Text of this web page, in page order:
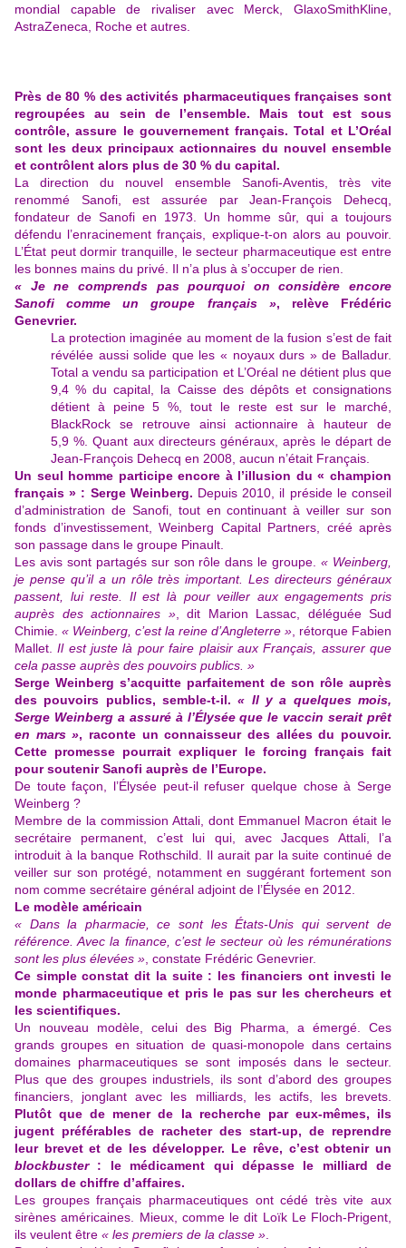
mondial capable de rivaliser avec Merck, GlaxoSmithKline,
AstraZeneca, Roche et autres.
Près de 80 % des activités pharmaceutiques françaises sont
regroupées au sein de l’ensemble. Mais tout est sous
contrôle, assure le gouvernement français. Total et L’Oréal
sont les deux principaux actionnaires du nouvel ensemble
et contrôlent alors plus de 30 % du capital.
La direction du nouvel ensemble Sanofi-Aventis, très vite
renommé Sanofi, est assurée par
Jean-François Dehecq,
fondateur de Sanofi en 1973. Un homme sûr, qui a toujours
défendu l’enracinement français, explique-t-on alors au pouvoir.
L’État peut dormir tranquille, le secteur pharmaceutique est entre
les bonnes mains du privé. Il n’a plus à s’occuper de rien.
« Je ne comprends pas pourquoi on considère encore
Sanofi comme un groupe français », relève Frédéric
Genevrier.
La protection imaginée au moment de la fusion s’est de fait
révélée aussi solide que les « noyaux durs » de Balladur.
Total a vendu sa participation et L’Oréal ne détient plus que
9,4 % du capital, la Caisse des dépôts et consignations
détient à peine 5 %, tout le reste est sur le marché,
BlackRock se retrouve ainsi actionnaire à hauteur de
5,9 %. Quant aux directeurs généraux, après le départ de
Jean-François Dehecq en 2008, aucun n’était Français.
Un seul homme participe encore à l’illusion du « champion
français » : Serge Weinberg. Depuis 2010, il préside le conseil
d’administration de Sanofi, tout en continuant à veiller sur son
fonds d’investissement, Weinberg Capital Partners, créé après
son passage dans le groupe Pinault.
Les avis sont partagés sur son rôle dans le groupe.« Weinberg,
je pense qu’il a un rôle très important. Les directeurs généraux
passent, lui reste. Il est là pour veiller aux engagements pris
auprès des actionnaires », dit Marion Lassac, déléguée Sud
Chimie. « Weinberg, c’est la reine d’Angleterre » , rétorque Fabien
Mallet.Il est juste là pour faire plaisir aux Français, assurer que
cela passe auprès des pouvoirs publics. »
Serge Weinberg s’acquitte parfaitement de son rôle auprès
des pouvoirs publics, semble-t-il.« Il y a quelques mois,
Serge Weinberg a assuré à l’Élysée que le vaccin serait prêt
en mars », raconte un connaisseur des allées du pouvoir.
Cette promesse pourrait expliquer le forcing français fait
pour soutenir Sanofi auprès de l’Europe.
De toute façon, l’Élysée peut-il refuser quelque chose à Serge
Weinberg ?
Membre de la commission Attali, dont Emmanuel Macron était le
secrétaire permanent, c’est lui qui, avec Jacques Attali, l’a
introduit à la banque Rothschild. Il aurait par la suite continué de
veiller sur son protégé, notamment en suggérant fortement son
nom comme secrétaire général adjoint de l’Élysée en 2012.
Le modèle américain
« Dans la pharmacie, ce sont les États-Unis qui servent de
référence. Avec la finance, c’est le secteur où les rémunérations
sont les plus élevées » , constate Frédéric Genevrier.
Ce simple constat dit la suite : les financiers ont investi le
monde pharmaceutique et pris le pas sur les chercheurs et
les scientifiques.
Un nouveau modèle, celui des Big Pharma, a émergé. Ces
grands groupes en situation de quasi-monopole dans certains
domaines pharmaceutiques se sont imposés dans le secteur.
Plus que des groupes industriels, ils sont d’abord des groupes
financiers, jonglant avec les milliards, les actifs, les brevets.
Plutôt que de mener de la recherche par eux-mêmes, ils
jugent préférables de racheter des start-up, de reprendre
leur brevet et de les développer. Le rêve, c’est obtenir un
blockbuster : le médicament qui dépasse le milliard de
dollars de chiffre d’affaires.
Les groupes français pharmaceutiques ont cédé très vite aux
sirènes américaines. Mieux, comme le dit Loïk Le Floch-Prigent,
ils veulent être « les premiers de la classe »